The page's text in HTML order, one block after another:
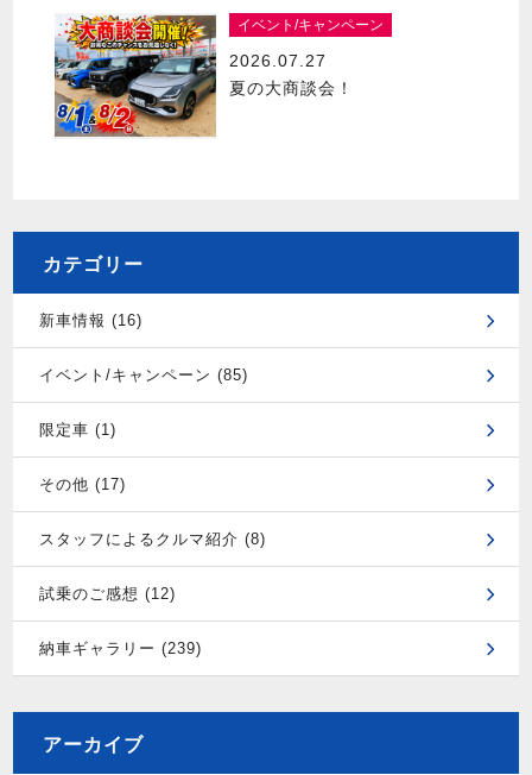
イベント/キャンペーン
2026.07.27
夏の大商談会！
カテゴリー
新車情報 (16)
イベント/キャンペーン (85)
限定車 (1)
その他 (17)
スタッフによるクルマ紹介 (8)
試乗のご感想 (12)
納車ギャラリー (239)
アーカイブ